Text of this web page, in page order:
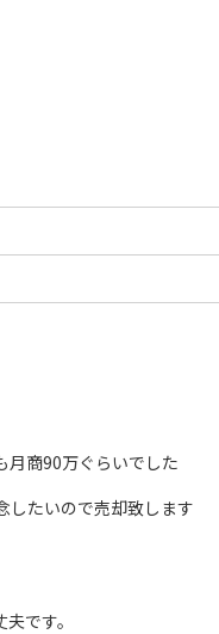
月商90万ぐらいでした
したいので売却致します
です。